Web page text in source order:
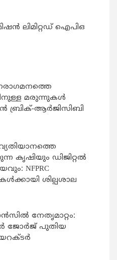
ലിമിറ്റഡ് ഐപിഒ
മരുന്നുകള്‍
ബ്രിക്-ആര്‍ജിസിബി
കൃഷിയും ഡിജിറ്റൽ
NFPRC
ശില്പശാല
നേതൃമാറ്റം:
ജോർജ് പുതിയ